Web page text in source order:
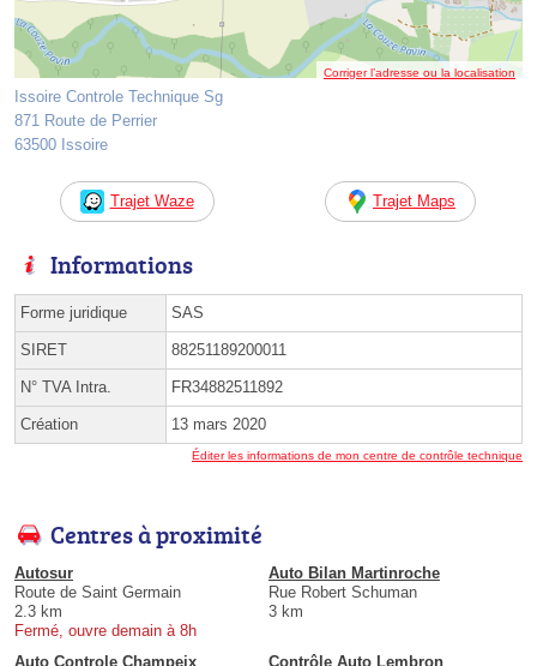
Corriger l’adresse ou la localisation
Issoire Controle Technique Sg
871 Route de Perrier
63500 Issoire
Trajet Waze Trajet Maps
Informations
Forme juridique SAS
SIRET 88251189200011
N° TVA Intra. FR34882511892
Création 13 mars 2020
Éditer les informations de mon centre de contrôle technique
Centres à proximité
Autosur
Route de Saint Germain
2.3 km
Fermé, ouvre demain à 8h
Auto Bilan Martinroche
Rue Robert Schuman
3 km
Auto Controle Champeix
Contrôle Auto Lembron